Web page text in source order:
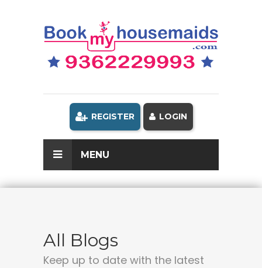
REGISTER LOGIN
MENU
All Blogs
Keep up to date with the latest